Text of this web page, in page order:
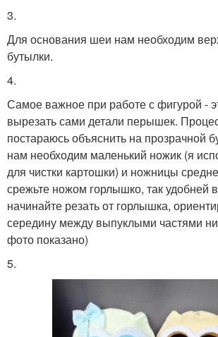
3.
Для основания шеи нам необходим
бутылки.
4.
Самое важное при работе с фигурой -
вырезать сами детали перышек.
постараюсь объяснить на прозрачной
нам необходим маленький ножик (я
для чистки картошки) и ножницы
срежьте ножом горлышко, так удобней
начинайте резать от горлышка,
середину между выпуклыми частями
фото показано)
5.